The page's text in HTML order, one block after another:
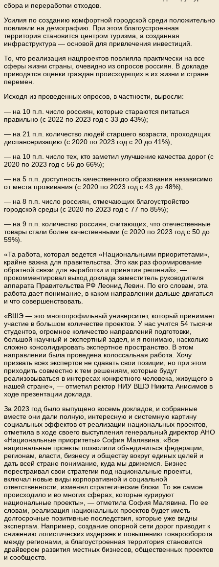
сбора и переработки отходов.
Усилия по созданию комфортной городской среди положительно
повлияли на демографию. При этом благоустроенная
территория становится центром туризма, а созданная
инфраструктура — основой для привлечения инвестиций.
То, что реализация нацпроектов повлияла практически на все
сферы жизни страны, очевидно из опросов россиян. В докладе
приводятся оценки граждан происходящих в их жизни и стране
перемен.
Исходя из проведенных опросов, в частности, выросли:
— на 10 п.п. число россиян, которые стараются питаться
правильно (с 2022 по 2023 год с 33 до 43%);
— на 21 п.п. количество людей старшего возраста, проходящих
диспансеризацию (с 2020 по 2023 год с 20 до 41%);
— на 10 п.п. число тех, кто заметил улучшение качества дорог (с
2020 по 2023 год с 56 до 66%);
— на 5 п.п. доступность качественного образования независимо
от места проживания (с 2020 по 2023 год с 43 до 48%);
— на 8 п.п. число россиян, отмечающих благоустройство
городской среды (с 2020 по 2023 год с 77 по 85%);
— на 9 п.п. количество россиян, считающих, что отечественные
товары стали более качественными (с 2020 по 2023 год с 50 до
59%).
«Та работа, которая ведется «Национальными приоритетами»,
крайне важна для правительства. Это как раз формирование
обратной связи для выработки и принятия решений», —
прокомментировал выход доклада заместитель руководителя
аппарата Правительства РФ Леонид Левин. По его словам, эта
работа дает понимание, в каком направлении дальше двигаться
и что совершенствовать.
«ВШЭ — это многопрофильный университет, который принимает
участие в большом количестве проектов. У нас учится 54 тысячи
студентов, огромное количество направлений подготовки,
большой научный и экспертный задел, и я понимаю, насколько
сложно консолидировать экспертное пространство. В этом
направлении была проведена колоссальная работа. Хочу
призвать всех экспертов не сдавать свои позиции, но при этом
приходить совместно к тем решениям, которые будут
реализовываться в интересах конкретного человека, живущего в
нашей стране», — отметил ректор НИУ ВШЭ Никита Анисимов в
ходе презентации доклада.
За 2023 год было выпущено восемь докладов, и собранные
вместе они дали полную, интересную и системную картину
социальных эффектов от реализации национальных проектов,
отметила в ходе своего выступления генеральный директор АНО
«Национальные приоритеты» София Малявина. «Все
национальные проекты позволили объединиться федерации,
регионам, власти, бизнесу и обществу вокруг единых целей и
дать всей стране понимание, куда мы движемся. Бизнес
перестраивал свои стратегии под национальные проекты,
включал новые виды корпоративной и социальной
ответственности, изменял стратегические блоки. То же самое
происходило и во многих сферах, которые курируют
национальные проекты», — отметила София Малявина. По ее
словам, реализация национальных проектов будет иметь
долгосрочные позитивные последствия, которые уже видны
экспертам. Например, создание опорной сети дорог приводит к
снижению логистических издержек и повышению товарооборота
между регионами, а благоустроенная территория становится
драйвером развития местных бизнесов, общественных проектов
и сообществ.